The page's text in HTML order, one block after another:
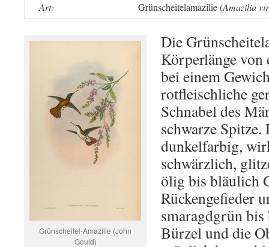
Art:
Grünscheitelamazilie (Amazilia
Grünscheitel-Amazilie (John
Gould)
Die
Körperlänge von
bei einem
rotfleischliche
Schnabel des
schwarze
dunkelfarbig,
schwärzlich,
ölig bis bläulich
Rückengefieder
smaragdgrün
Bürzel und die